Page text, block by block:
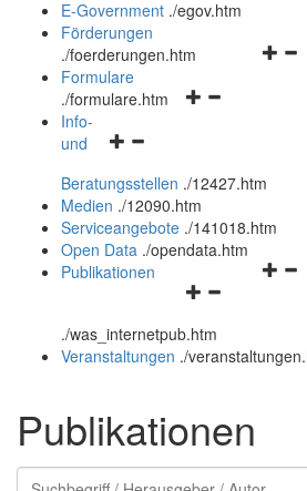
E-Government ./egov.htm
Förderungen
./foerderungen.htm
Navigationsmenü
Formulare
./formulare.htm
Navigationsmenü
und
schließen
Info-
und
Beratungsstellen ./12427.htm
Medien ./12090.htm
Serviceangebote ./141018.htm
Open Data ./opendata.htm
Navigationsmenü
und
schließen
Publikationen
./was_internetpub.htm
Veranstaltungen ./
Publikationen